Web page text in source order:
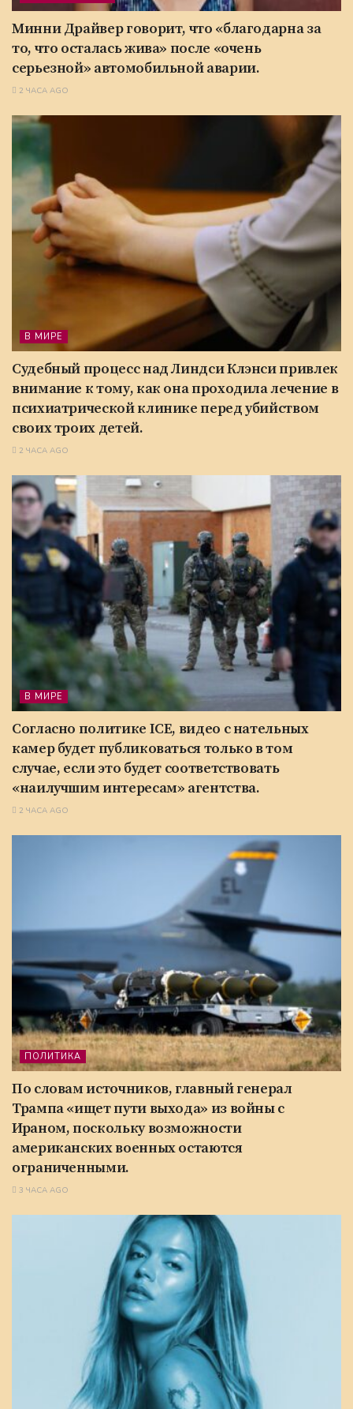
Минни Драйвер говорит, что «благодарна за
то, что осталась жива» после «очень
серьезной» автомобильной аварии.
2 ЧАСА AGO
В МИРЕ
Судебный процесс над Линдси Клэнси привлек
внимание к тому, как она проходила лечение в
психиатрической клинике перед убийством
своих троих детей.
2 ЧАСА AGO
В МИРЕ
Согласно политике ICE, видео с нательных
камер будет публиковаться только в том
случае, если это будет соответствовать
«наилучшим интересам» агентства.
2 ЧАСА AGO
ПОЛИТИКА
По словам источников, главный генерал
Трампа «ищет пути выхода» из войны с
Ираном, поскольку возможности
американских военных остаются
ограниченными.
3 ЧАСА AGO